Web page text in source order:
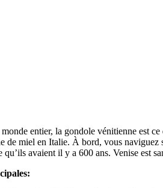
entier, la gondole vénitienne est
de miel en Italie. À bord, vous naviguez
qu’ils avaient il y a 600 ans. Venise est